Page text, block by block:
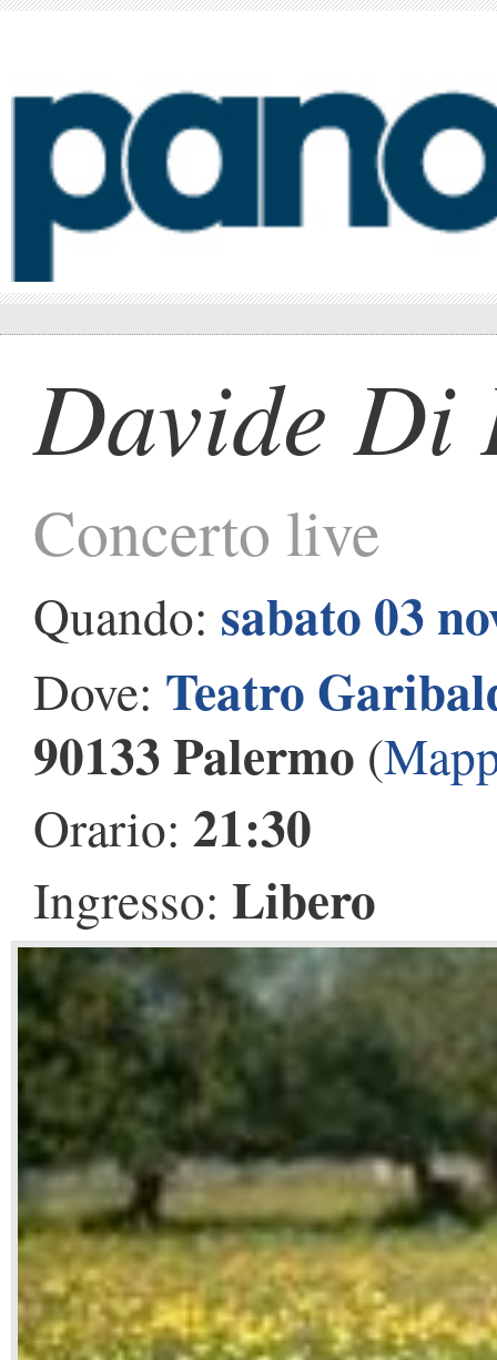
Davide Di
Concerto live
Quando: sabato 03
Dove: Teatro
90133 Palermo (
Orario: 21:30
Ingresso: Libero